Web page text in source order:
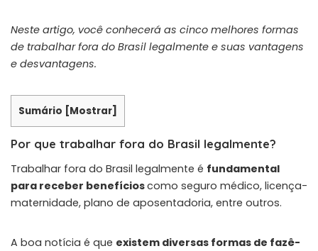
Neste artigo, você conhecerá as cinco melhores formas
de trabalhar fora do Brasil legalmente e suas vantagens
e desvantagens.
Sumário [Mostrar]
Por que trabalhar fora do Brasil legalmente?
Trabalhar fora do Brasil legalmente é fundamental
para receber benefícioscomo seguro médico, licença-
maternidade, plano de aposentadoria, entre outros.
A boa notícia é que existem diversas formas de fazê-